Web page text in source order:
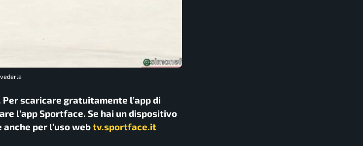
scaricare gratuitamente l’app di
l’app Sportface. Se hai un dispositivo
anche per l’uso webtv.sportface.it